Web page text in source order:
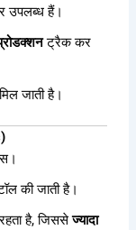
उपलब्ध हैं।
ट्रैक कर
जाती है।
की जाती है।
है, जिससेज्यादा